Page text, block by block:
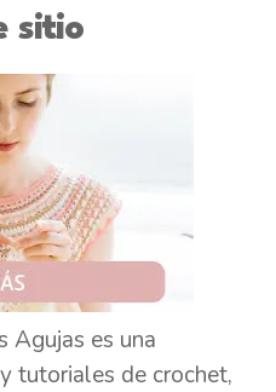
sitio
Agujas es una
tutoriales de crochet,